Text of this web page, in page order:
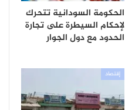
الحكومة السودانية تتحرك
لإحكام السيطرة على تجارة
الحدود مع دول الجوار
إقتصاد